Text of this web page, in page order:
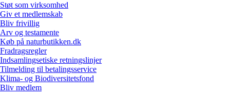
Støt som virksomhed
Giv et medlemskab
Bliv frivillig
Arv og testamente
Køb på naturbutikken.dk
Fradragsregler
Indsamlingsetiske retningslinjer
Tilmelding til betalingsservice
Klima- og Biodiversitetsfond
Bliv medlem